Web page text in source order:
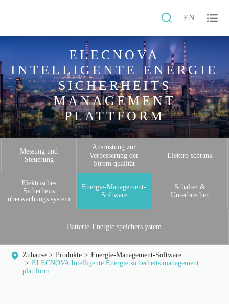
 EN 
ELECNOVA
INTELLIGENTE ENERGIE
SICHERHEITS
MANAGEMENT
PLATTFORM
Messung und
Steuerung
Ausrüstung zur
Verbesserung der
Strom qualität
Elektro schrank
Elektrisches
Sicherheits
überwachungs system
Energie-Management-
Software
Schalter &
Unterbrecher
Batterie-Energie speichers ystem
Zuhause Produkte
Energie-Management-Software
ELECNOVA Intelligente Energie sicherheits management
plattform